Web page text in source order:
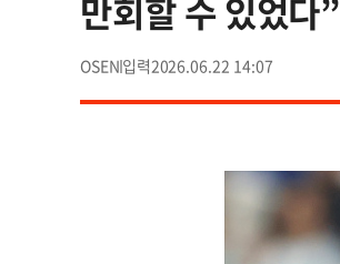
만회할 수 있었다”
OSEN 2026.06.22 14:07